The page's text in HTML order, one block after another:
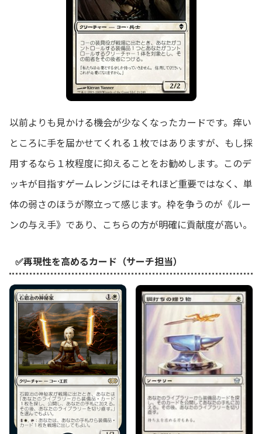
以前よりも見かける機会が少なくなったカードです。痒い
ところに手を届かせてくれる１枚ではありますが、もし採
用するなら１枚程度に抑えることをお勧めします。このデ
ッキが目指すゲームレンジにはそれほど重要ではなく、単
体の弱さのほうが際立って感じます。枠を争うのが《ルー
ンの与え手》であり、こちらの方が明確に貢献度が高い。
✅再現性を高めるカード（サーチ担当）